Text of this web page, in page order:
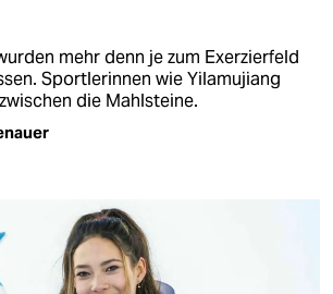
mehr denn je zum Exerzierfeld
Sportlerinnen wie Yilamujiang
die Mahlsteine.